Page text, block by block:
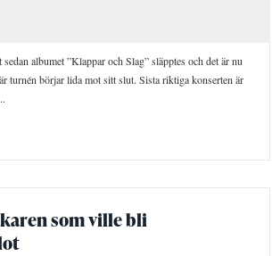
albumet ”Klappar och Slag” släpptes och det är nu
turnén börjar lida mot sitt slut. Sista riktiga konserten är
som ville bli